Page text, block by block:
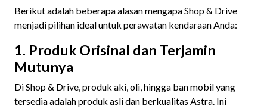
Berikut adalah beberapa alasan mengapa Shop & Drive
menjadi pilihan ideal untuk perawatan kendaraan Anda:
1. Produk Orisinal dan Terjamin
Mutunya
Di Shop & Drive, produk aki, oli, hingga ban mobil yang
tersedia adalah produk asli dan berkualitas Astra. Ini